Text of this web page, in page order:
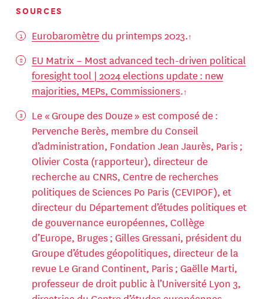
SOURCES
Eurobaromètredu printemps 2023.
EU Matrix – Most advanced tech-driven political
foresight tool | 2024 elections update : new
majorities, MEPs, Commissioners.
Le « Groupe des Douze » est composé de :
Pervenche Berès, membre du Conseil
d’administration, Fondation Jean Jaurès, Paris ;
Olivier Costa (rapporteur), directeur de
recherche au CNRS, Centre de recherches
politiques de Sciences Po Paris (CEVIPOF), et
directeur du Département d’études politiques et
de gouvernance européennes, Collège
d’Europe, Bruges ; Gilles Gressani, président du
Groupe d’études géopolitiques, directeur de la
revue Le Grand Continent, Paris ; Gaëlle Marti,
professeur de droit public à l’Université Lyon 3,